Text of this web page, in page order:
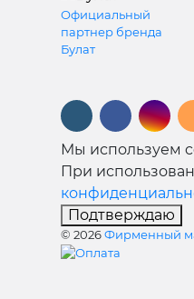
Официальный
партнер бренда
Булат
Мы используем
При
Подтверждаю
© 2026Фирменный